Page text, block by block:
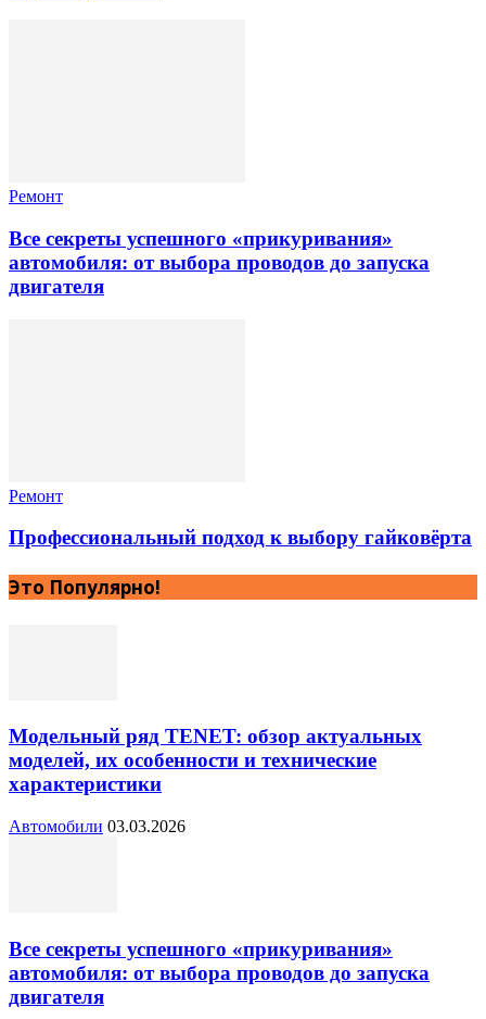
Ремонт
Все секреты успешного «прикуривания»
автомобиля: от выбора проводов до запуска
двигателя
Ремонт
Профессиональный подход к выбору гайковёрта
Это Популярно!
Модельный ряд TENET: обзор актуальных
моделей, их особенности и технические
характеристики
Автомобили 03.03.2026
Все секреты успешного «прикуривания»
автомобиля: от выбора проводов до запуска
двигателя